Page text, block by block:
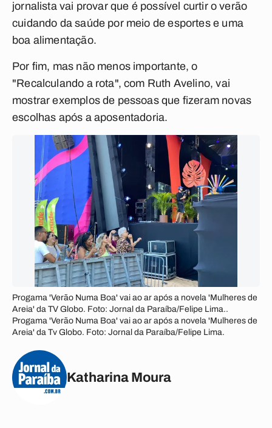
jornalista vai provar que é possível curtir o verão
cuidando da saúde por meio de esportes e uma
boa alimentação.
Por fim, mas não menos importante, o
"Recalculando a rota", com Ruth Avelino, vai
mostrar exemplos de pessoas que fizeram novas
escolhas após a aposentadoria.
Progama 'Verão Numa Boa' vai ao ar após a novela 'Mulheres de
Areia' da TV Globo. Foto: Jornal da Paraíba/Felipe Lima..
Progama 'Verão Numa Boa' vai ao ar após a novela 'Mulheres de
Areia' da Tv Globo. Foto: Jornal da Paraíba/Felipe Lima.
Katharina Moura